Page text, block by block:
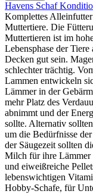
Havens Schaf
Komplettes
Muttertiere. Die
Muttertieren ist im
Lebensphase der
Decken gut sein.
schlechter trächtig.
Lammen entwickeln
Lämmer in der
mehr Platz des
abnimmt und der
sollte. Alternativ
um die Bedürfnisse
der Säugezeit sollten
Milch für ihre Lämmer
und eiweißreiche
lebenswichtigen
Hobby-Schafe, für